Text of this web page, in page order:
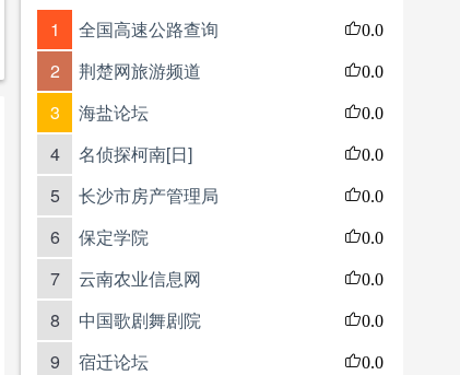
1 全国高速公路查询 0.0
2 荆楚网旅游频道 0.0
3 海盐论坛 0.0
4 名侦探柯南[日] 0.0
5 长沙市房产管理局 0.0
6 保定学院 0.0
7 云南农业信息网 0.0
8 中国歌剧舞剧院 0.0
9 宿迁论坛 0.0